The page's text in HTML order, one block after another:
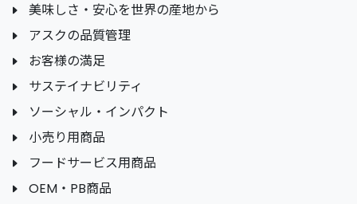
美味しさ・安心を世界の産地から
アスクの品質管理
お客様の満足
サステイナビリティ
ソーシャル・インパクト
小売り用商品
フードサービス用商品
OEM・PB商品